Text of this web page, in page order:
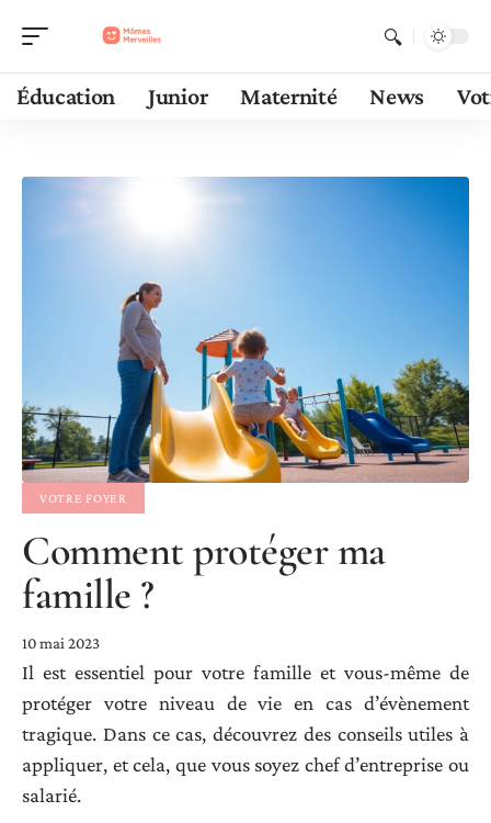
Éducation Junior Maternité News
VOTRE FOYER
Comment protéger ma
famille ?
10 mai 2023
Il est essentiel pour votre famille et vous-même de
protéger votre niveau de vie en cas d’évènement
tragique. Dans ce cas, découvrez des conseils utiles à
appliquer, et cela, que vous soyez chef d’entreprise ou
salarié.